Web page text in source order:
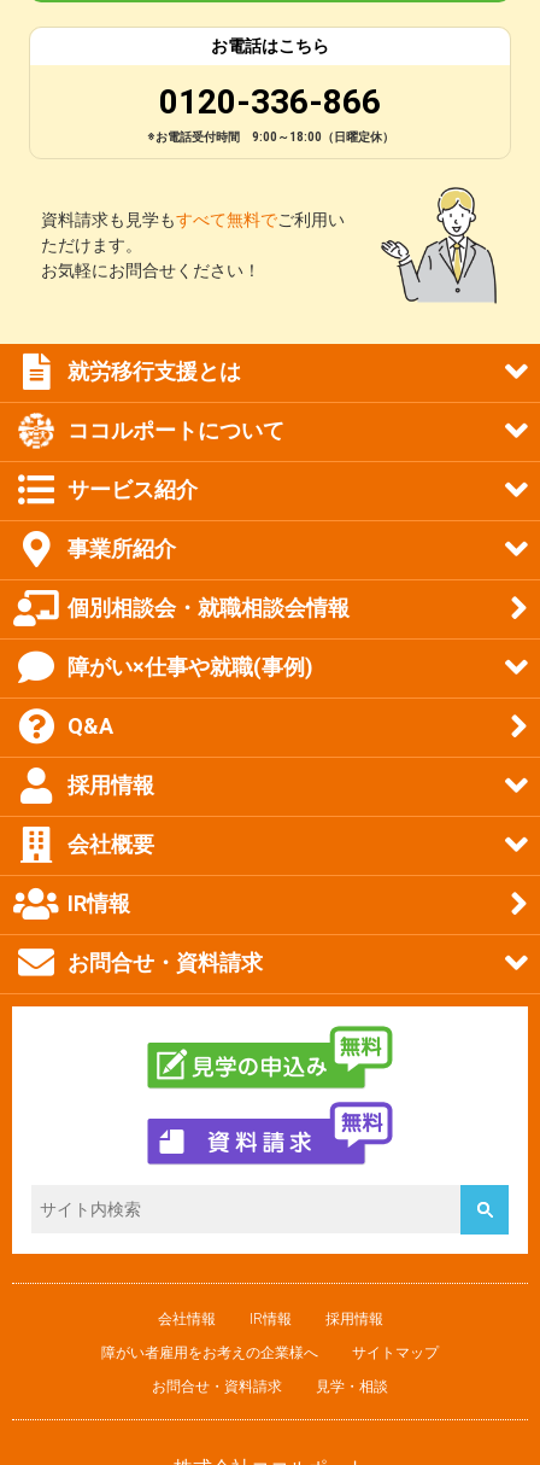
お電話はこちら
0120-336-866
※お電話受付時間 9:00～18:00（日曜定休）
資料請求も見学もすべて無料でご利用い
ただけます。
お気軽にお問合せください！
就労移行支援とは
ココルポートについて
サービス紹介
事業所紹介
個別相談会・就職相談会情報
障がい×仕事や就職(事例)
Q&A
採用情報
会社概要
IR情報
お問合せ・資料請求
会社情報 IR情報
採用情報
障がい者雇用をお考えの企業様へ
サイトマップ
お問合せ・資料請求
見学・相談